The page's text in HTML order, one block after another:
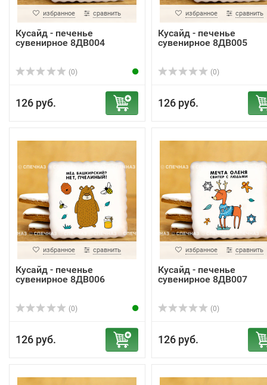
избранное сравнить
Кусайд - печенье
сувенирное 8ДВ004
(0)
126 руб.
избранное сравнить
Кусайд - печенье
сувенирное 8ДВ005
(0)
126 руб.
избранное сравнить
Кусайд - печенье
сувенирное 8ДВ006
(0)
126 руб.
избранное сравнить
Кусайд - печенье
сувенирное 8ДВ007
(0)
126 руб.